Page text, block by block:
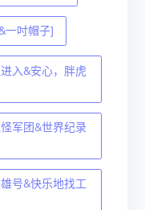
一吋帽子]
入&安心，胖虎
军团&世界纪录
号&快乐地找工